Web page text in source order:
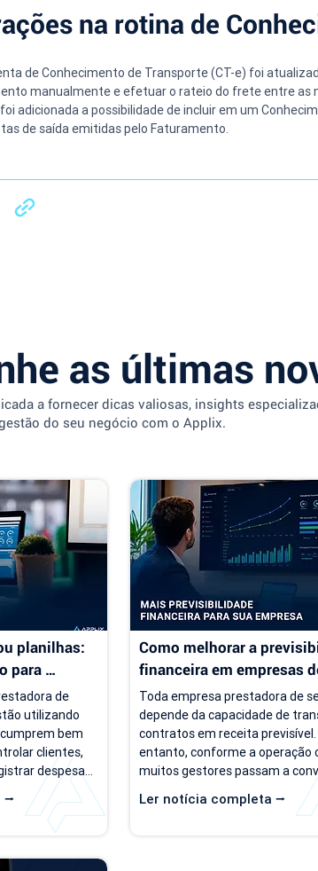
na rotina de
de Conhecimento de Transporte (CT-e) foi
manualmente e efetuar o rateio do frete entre as
adicionada a possibilidade de incluir em um
de saída emitidas pelo Faturamento.
as últimas
a fornecer dicas valiosas, insights
do seu negócio com o Applix.
planilhas:
para
⭢
de
utilizando
bem
clientes,
despesas
O
evolui, mas o
vezes
contratos,
Como melhorar a
financeira em empresas
serviço
Ler notícia completa ⭢
Toda empresa prestadora de
depende da capacidade de
contratos em receita previsível.
entanto, conforme a operação
muitos gestores passam a
um cenário de incerteza.
de clientes, há contratos ativos
negócios acontecendo, mas